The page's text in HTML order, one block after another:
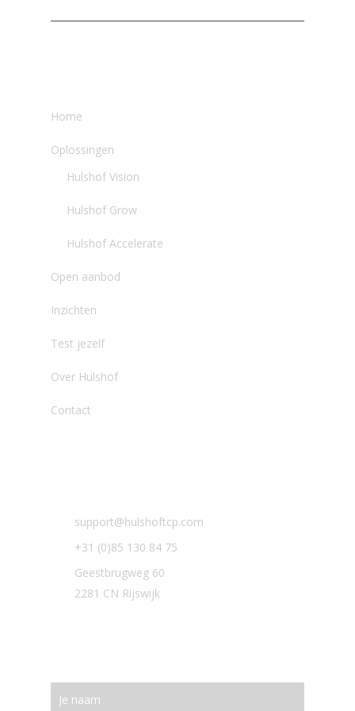
Home
Oplossingen
Hulshof Vision
Hulshof Grow
Hulshof Accelerate
Open aanbod
Inzichten
Test jezelf
Over Hulshof
Contact
support@hulshoftcp.com
+31 (0)85 130 84 75
Geestbrugweg 60
2281 CN Rijswijk